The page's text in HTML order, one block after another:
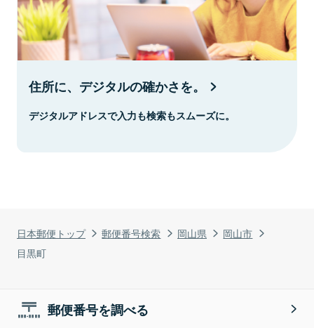
日本郵便トップ 郵便番号検索 岡山県
岡山市
目黒町
住所に、デジタルの確かさを。
デジタルアドレスで入力も検索もスムーズに。
郵便番号を調べる